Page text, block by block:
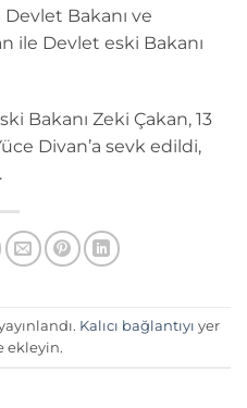
Bakanı ve
ile Devlet eski Bakanı
Bakanı Zeki Çakan, 13
Divan’a sevk edildi,
Kalıcı bağlantıyı yer
ekleyin.